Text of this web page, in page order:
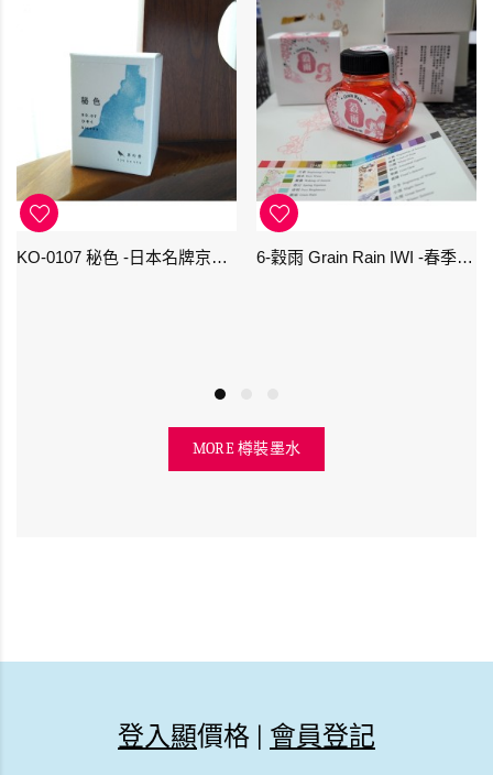
KO-0107 秘色 -日本名牌京の音樽裝鋼筆墨水 4573356130234 - 40ml 6-穀雨 Grain Rain IWI -春季-24節氣色澤鋼筆墨水
MORE 樽裝墨水
登入顯價格 | 會員登記